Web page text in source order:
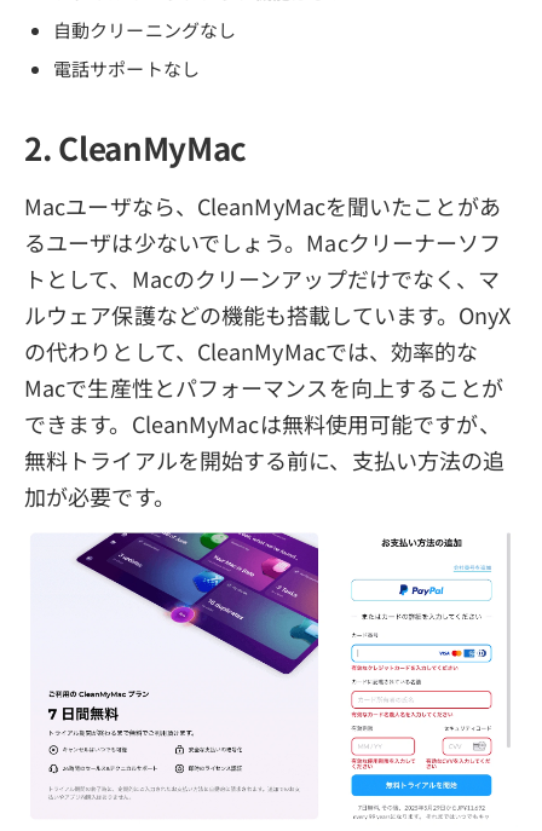
自動クリーニングなし
電話サポートなし
2. CleanMyMac
Macユーザなら、CleanMyMacを聞いたことがあ
るユーザは少ないでしょう。Macクリーナーソフ
トとして、Macのクリーンアップだけでなく、マ
ルウェア保護などの機能も搭載しています。OnyX
の代わりとして、CleanMyMacでは、効率的な
Macで生産性とパフォーマンスを向上することが
できます。CleanMyMacは無料使用可能ですが、
無料トライアルを開始する前に、支払い方法の追
加が必要です。